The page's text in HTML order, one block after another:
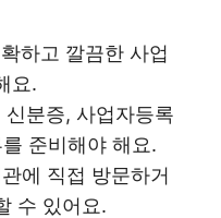
하고 깔끔한 사업
요.
신분증, 사업자등록
준비해야 해요.
에 직접 방문하거
수 있어요.